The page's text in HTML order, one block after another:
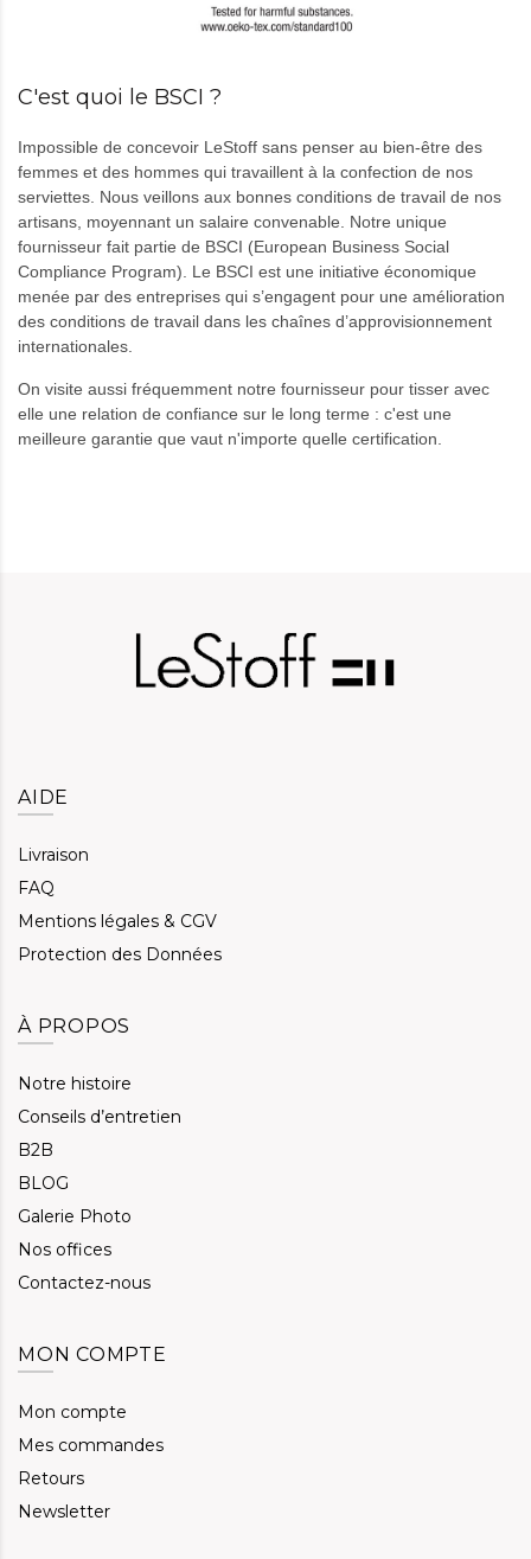
C'est quoi le BSCI ?
Impossible de concevoir LeStoff sans penser au bien-être des
femmes et des hommes qui travaillent à la confection de nos
serviettes. Nous veillons aux bonnes conditions de travail de nos
artisans, moyennant un salaire convenable. Notre unique
fournisseur fait partie de BSCI (European Business Social
Compliance Program). Le BSCI est une initiative économique
menée par des entreprises qui s’engagent pour une amélioration
des conditions de travail dans les chaînes d’approvisionnement
internationales.
On visite aussi fréquemment notre fournisseur pour tisser avec
elle une relation de confiance sur le long terme : c'est une
meilleure garantie que vaut n'importe quelle certification.
AIDE
Livraison
FAQ
Mentions légales & CGV
Protection des Données
À PROPOS
Notre histoire
Conseils d’entretien
B2B
BLOG
Galerie Photo
Nos offices
Contactez-nous
MON COMPTE
Mon compte
Mes commandes
Retours
Newsletter